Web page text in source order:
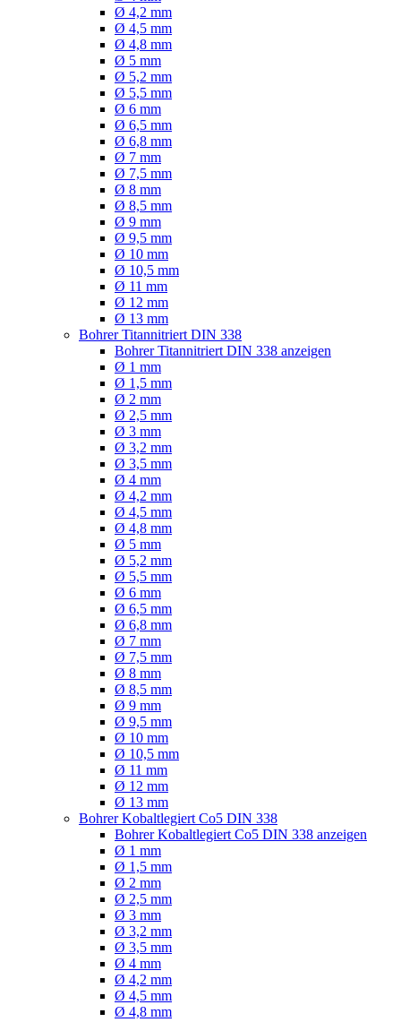
Ø 4,2 mm
Ø 4,5 mm
Ø 4,8 mm
Ø 5 mm
Ø 5,2 mm
Ø 5,5 mm
Ø 6 mm
Ø 6,5 mm
Ø 6,8 mm
Ø 7 mm
Ø 7,5 mm
Ø 8 mm
Ø 8,5 mm
Ø 9 mm
Ø 9,5 mm
Ø 10 mm
Ø 10,5 mm
Ø 11 mm
Ø 12 mm
Ø 13 mm
Bohrer Titannitriert DIN 338
Bohrer Titannitriert DIN 338 anzeigen
Ø 1 mm
Ø 1,5 mm
Ø 2 mm
Ø 2,5 mm
Ø 3 mm
Ø 3,2 mm
Ø 3,5 mm
Ø 4 mm
Ø 4,2 mm
Ø 4,5 mm
Ø 4,8 mm
Ø 5 mm
Ø 5,2 mm
Ø 5,5 mm
Ø 6 mm
Ø 6,5 mm
Ø 6,8 mm
Ø 7 mm
Ø 7,5 mm
Ø 8 mm
Ø 8,5 mm
Ø 9 mm
Ø 9,5 mm
Ø 10 mm
Ø 10,5 mm
Ø 11 mm
Ø 12 mm
Ø 13 mm
Bohrer Kobaltlegiert Co5 DIN 338
Bohrer Kobaltlegiert Co5 DIN 338 anzeigen
Ø 1 mm
Ø 1,5 mm
Ø 2 mm
Ø 2,5 mm
Ø 3 mm
Ø 3,2 mm
Ø 3,5 mm
Ø 4 mm
Ø 4,2 mm
Ø 4,5 mm
Ø 4,8 mm